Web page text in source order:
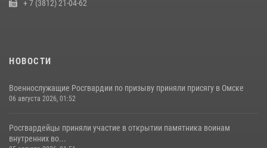
+ 7 (3812) 21-04-62
НОВОСТИ
Военнослужащие Росгвардии по призыву приняли присягу в Омске
06 августа 2026, 01:52
Росгвардейцы приняли участие в открытии памятника воинам
внутренних во...